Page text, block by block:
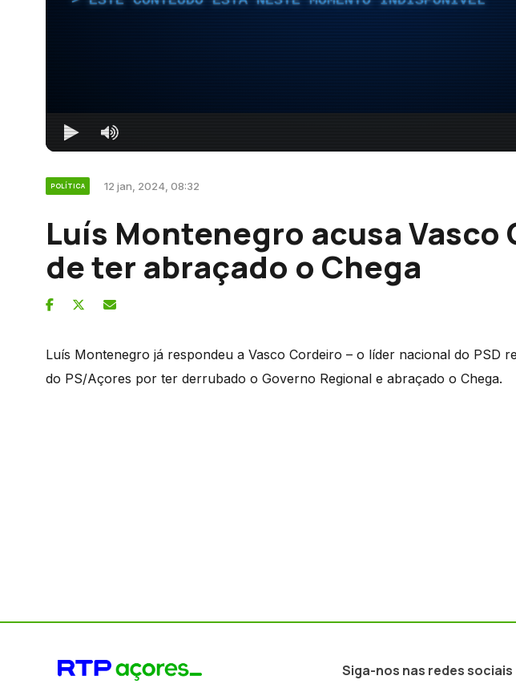
POLÍTICA 12 jan, 2024, 08:32
Luís Montenegro acusa Vasco
de ter abraçado o Chega
Luís Montenegro já respondeu a Vasco Cordeiro – o líder nacional do PSD
do PS/Açores por ter derrubado o Governo Regional e abraçado o Chega.
Siga-nos nas redes sociais